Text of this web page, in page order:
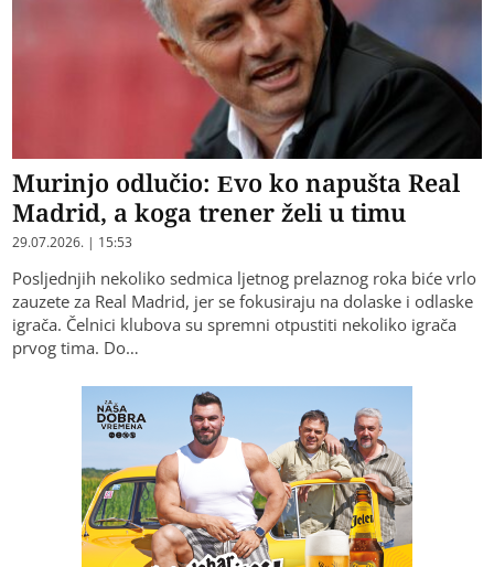
Murinjo odlučio: Evo ko napušta Real
Madrid, a koga trener želi u timu
29.07.2026. | 15:53
Posljednjih nekoliko sedmica ljetnog prelaznog roka biće vrlo
zauzete za Real Madrid, jer se fokusiraju na dolaske i odlaske
igrača. Čelnici klubova su spremni otpustiti nekoliko igrača
prvog tima. Do…